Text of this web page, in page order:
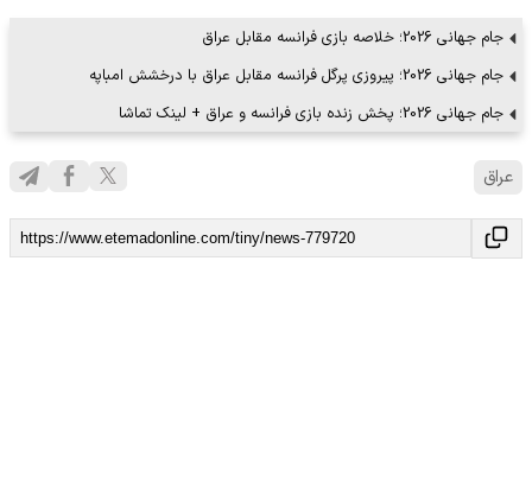
جام جهانی 2026؛ خلاصه بازی فرانسه مقابل عراق
جام جهانی 2026؛ پیروزی پرگل فرانسه مقابل عراق با درخشش امباپه
جام جهانی 2026؛‌ پخش زنده بازی فرانسه و عراق + لینک تماشا
عراق